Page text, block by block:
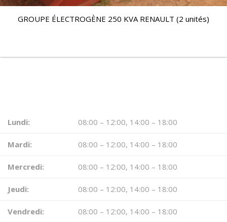
GROUPE ÉLECTROGÈNE 250 KVA RENAULT (2 unités)
Lundi: 08:00 – 12:00, 14:00 – 18:00
Mardi: 08:00 – 12:00, 14:00 – 18:00
Mercredi: 08:00 – 12:00, 14:00 – 18:00
Jeudi: 08:00 – 12:00, 14:00 – 18:00
Vendredi: 08:00 – 12:00, 14:00 – 18:00